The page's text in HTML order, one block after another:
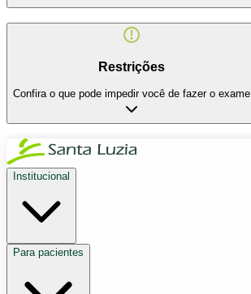
Restrições
Confira o que pode impedir você de fazer o exame
Institucional
Para pacientes